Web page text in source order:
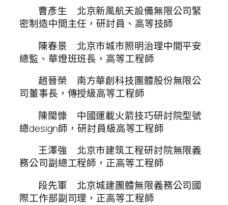
曹彥生 北京新風航天設備無限公司緊
密制造中間主任，研討員、高等技師
陳春景 北京市城市照明治理中間平安
總監、華燈班班長，高等工程師
趙晉榮 南方華創科技團體股份無限公
司董事長，傳授級高等工程師
陳閩慷 中國運載火箭技巧研討院型號
總design師，研討員級高等工程師
王澤強 北京市建筑工程研討院無限義
務公司副總工程師，正高等工程師
段先軍 北京城建團體無限義務公司國
際工作部副司理，正高等工程師